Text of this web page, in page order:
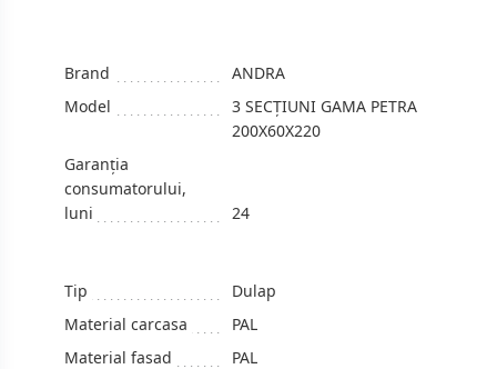
Brand
ANDRA
Model
3 SECȚIUNI GAMA PETRA
200X60X220
Garanția
consumatorului,
luni
24
Tip
Dulap
Material carcasa
PAL
Material fasad
PAL